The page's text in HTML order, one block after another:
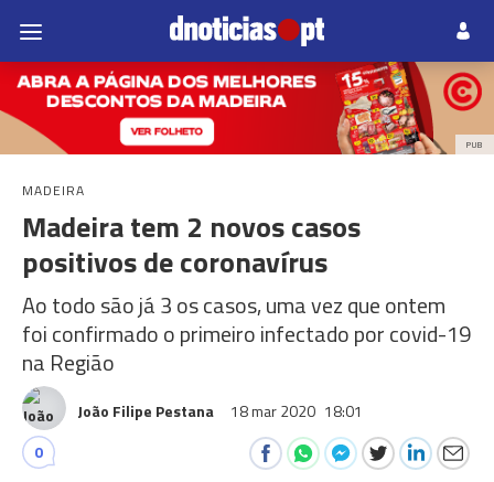
PUB
MADEIRA
Madeira tem 2 novos casos
positivos de coronavírus
Ao todo são já 3 os casos, uma vez que ontem
foi confirmado o primeiro infectado por covid-19
na Região
João Filipe Pestana 18 mar 2020 18:01
0